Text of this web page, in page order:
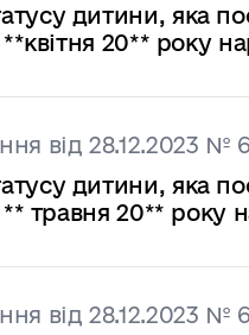
дитини, яка
**квітня 20** року
від 28.12.2023 №
дитини, яка
** травня 20** року
від 28.12.2023 №